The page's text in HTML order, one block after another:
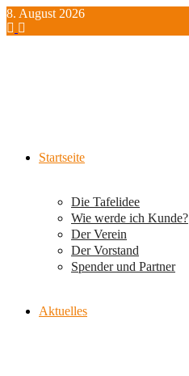
Zum
Inhalt
8. August 2026
Startseite
Die Tafelidee
Wie werde ich Kunde?
Der Verein
Der Vorstand
Spender und Partner
Aktuelles